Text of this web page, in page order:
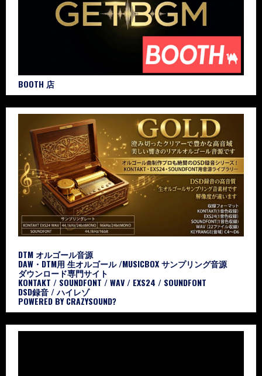
BOOTH 店
DTM オルゴール音源
DAW・DTM用 生オルゴール /MUSICBOX サンプリング音源
ダウンロード専門サイト
KONTAKT / SOUNDFONT / WAV / EXS24 / SOUNDFONT
DSD録音 / ハイレゾ
POWERED BY CRAZYSOUND?